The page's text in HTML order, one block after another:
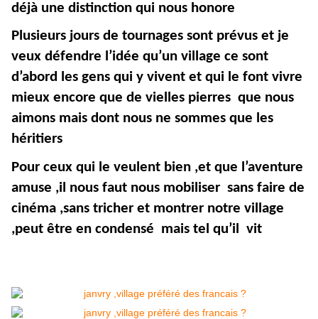
déjà une distinction qui nous honore
Plusieurs jours de tournages sont prévus et je
veux défendre l’idée qu’un village ce sont
d’abord les gens qui y vivent et qui le font vivre
mieux encore que de vielles pierres que nous
aimons mais dont nous ne sommes que les
héritiers
Pour ceux qui le veulent bien ,et que l’aventure
amuse ,il nous faut nous mobiliser sans faire de
cinéma ,sans tricher et montrer notre village
,peut être en condensé mais tel qu’il vit